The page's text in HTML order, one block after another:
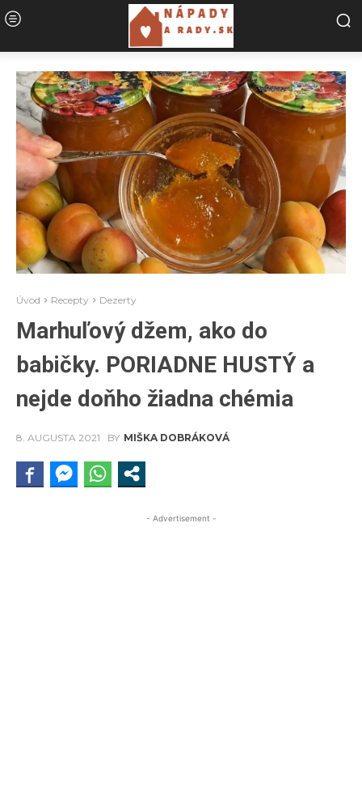
Úvod Recepty Dezerty
Marhuľový džem, ako do
babičky. PORIADNE HUSTÝ a
nejde doňho žiadna chémia
8. AUGUSTA 2021 BY MIŠKA DOBRÁKOVÁ
- Advertisement -